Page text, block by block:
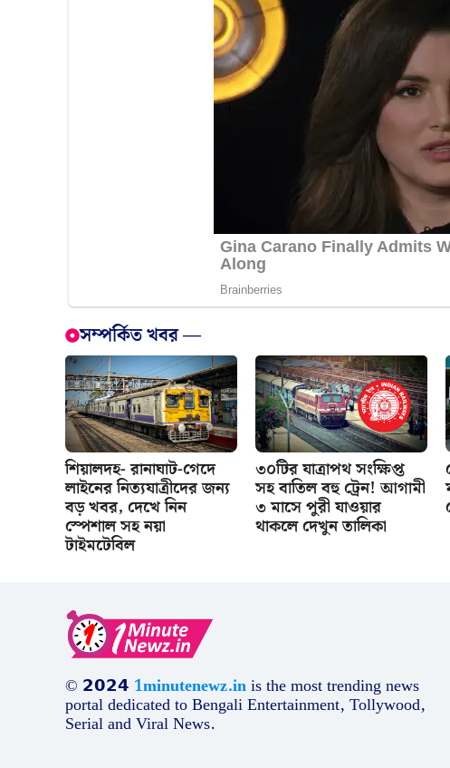
সম্পর্কিত খবর —
শিয়ালদহ- রানাঘাট-গেদে
লাইনের নিত্যযাত্রীদের জন্য
বড় খবর, দেখে নিন
স্পেশাল সহ নয়া
টাইমটেবিল
৩০টির যাত্রাপথ সংক্ষিপ্ত
সহ বাতিল বহু ট্রেন! আগামী
৩ মাসে পুরী যাওয়ার
থাকলে দেখুন তালিকা
© 𝟮𝟬𝟮𝟰 1minutenewz.inis the most trending news
portal dedicated to Bengali Entertainment, Tollywood,
Serial and Viral News.